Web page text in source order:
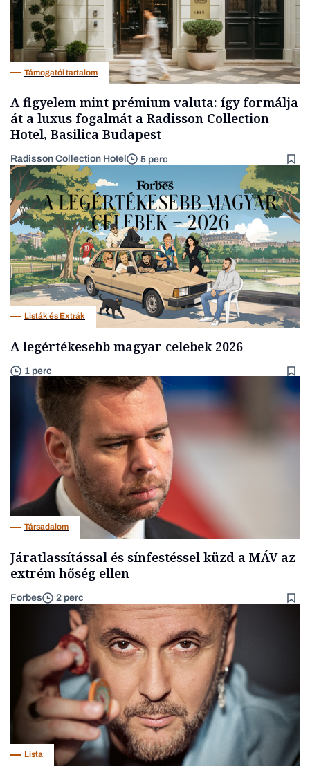
Támogatói tartalom
A figyelem mint prémium valuta: így formálja
át a luxus fogalmát a Radisson Collection
Hotel, Basilica Budapest
Radisson Collection Hotel 5 perc
Listák és Extrák
A legértékesebb magyar celebek 2026
1 perc
Társadalom
Járatlassítással és sínfestéssel küzd a MÁV az
extrém hőség ellen
Forbes 2 perc
Lista